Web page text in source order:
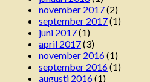
november 2017(2)
september 2017(1)
juni 2017(1)
april 2017(3)
november 2016(1)
september 2016(1)
augusti 2016(1)